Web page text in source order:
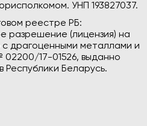
УНП 193827037.
реестре РБ:
разрешение (лицензия) на
с драгоценными металлами и
17-01526, выданно
Беларусь.